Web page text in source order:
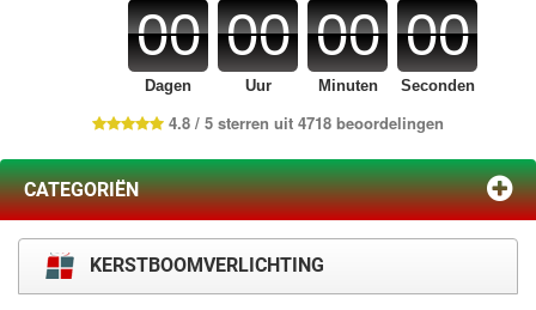
00
Dagen
00
Uur
00
Minuten
00
Seconden
4.8 / 5 sterren uit 4718 beoordelingen
CATEGORIËN
KERSTBOOMVERLICHTING